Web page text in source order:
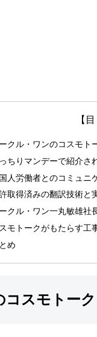
【
クル・ワンのコスモト
ちりマンデーで紹介さ
人労働者とのコミュニ
取得済みの翻訳技術と
クル・ワン一丸敏雄社
モトークがもたらす工
め
スモトー